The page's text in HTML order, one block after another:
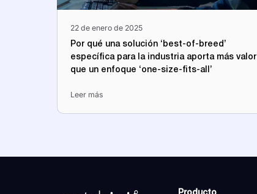
22 de enero de 2025
Por qué una solución ‘best-of-breed’
específica para la industria aporta más valor
que un enfoque ‘one-size-fits-all’
Leer más